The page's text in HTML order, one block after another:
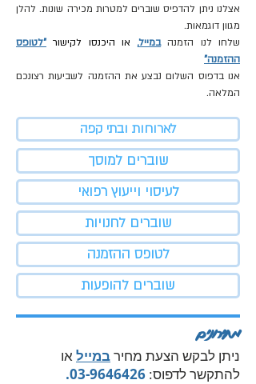
אצלנו ניתן להדפיס שוברים למטרות מכירה שונות.להלן
מגוון דוגמאות.
שלחו לנו הזמנה במייל, או היכנסו לקישור "לטופס
ההזמנה"
אנו בדפוס השלום נבצע את ההזמנה לשביעות רצונכם
המלאה.
לארוחות ובתי קפה
שוברים למוסך
לעיסוי וייעוץ רפואי
שוברים לחנויות
לטופס ההזמנה
שוברים להופעות
מחירונים
ניתן לבקש הצעת מחירבמיילאו
להתקשר לדפוס: 03-9646426
.